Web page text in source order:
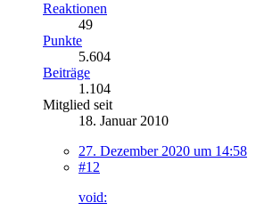
Reaktionen
49
Punkte
5.604
Beiträge
1.104
Mitglied seit
18. Januar 2010
27. Dezember 2020 um 14:58
#12
void: